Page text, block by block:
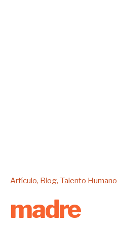
Artículo Blog Talento Humano
madre